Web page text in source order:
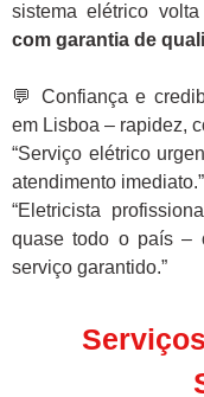
sistema elétrico
com garantia de
💬 Confiança e
em Lisboa – rapidez,
“Serviço elétrico
atendimento imediato.”
“Eletricista
quase todo o país –
serviço garantido.”